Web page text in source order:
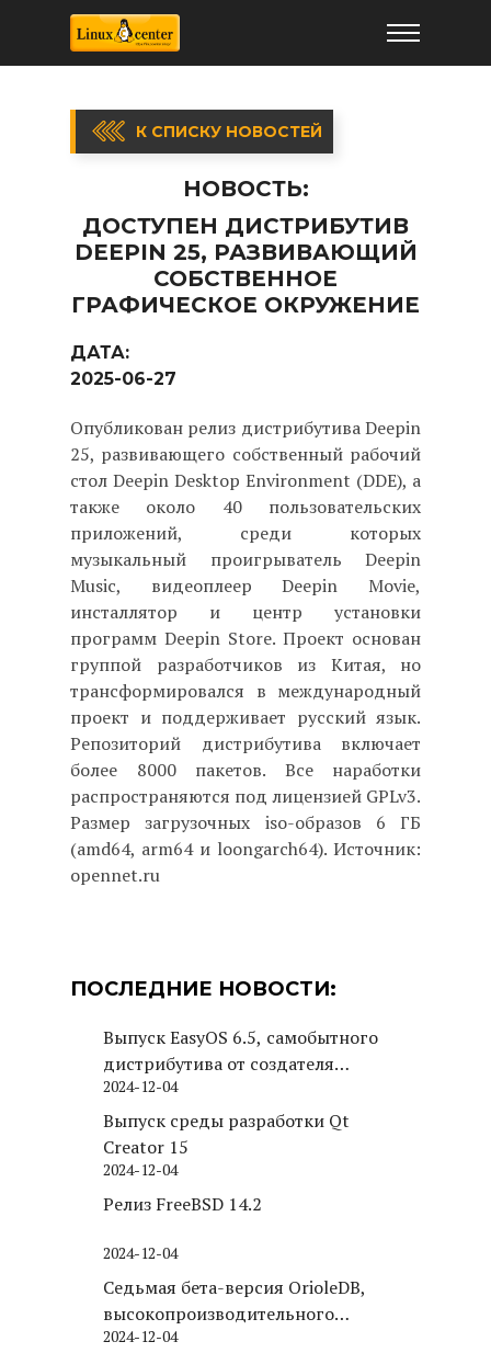
К СПИСКУ НОВОСТЕЙ
НОВОСТЬ:
ДОСТУПЕН ДИСТРИБУТИВ
DEEPIN 25, РАЗВИВАЮЩИЙ
СОБСТВЕННОЕ
ГРАФИЧЕСКОЕ ОКРУЖЕНИЕ
ДАТА:
2025-06-27
Опубликован релиз дистрибутива Deepin
25, развивающего собственный рабочий
стол Deepin Desktop Environment (DDE), а
также около 40 пользовательских
приложений, среди которых
музыкальный проигрыватель Deepin
Music, видеоплеер Deepin Movie,
инсталлятор и центр установки
программ Deepin Store. Проект основан
группой разработчиков из Китая, но
трансформировался в международный
проект и поддерживает русский язык.
Репозиторий дистрибутива включает
более 8000 пакетов. Все наработки
распространяются под лицензией GPLv3.
Размер загрузочных iso-образов 6 ГБ
(amd64, arm64 и loongarch64). Источник:
opennet.ru
ПОСЛЕДНИЕ НОВОСТИ:
Выпуск EasyOS 6.5, самобытного
дистрибутива от создателя
Puppy Linux
2024-12-04
Выпуск среды разработки Qt
Creator 15
2024-12-04
Релиз FreeBSD 14.2
2024-12-04
Седьмая бета-версия OrioleDB,
высокопроизводительного
движка хранения для PostgreSQL
2024-12-04